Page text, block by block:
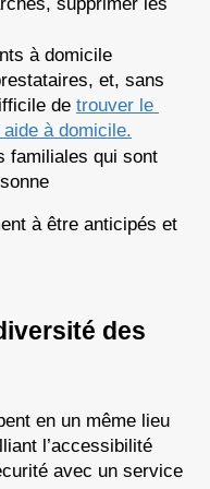
à domicile
et, sans
de trouver le
à domicile.
familiales qui sont
à être anticipés et
des
en un même lieu
l’accessibilité
avec un service